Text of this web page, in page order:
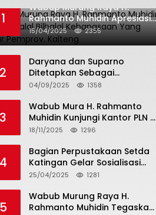
1
Wabup Murung Raya H.
Rahmanto Muhidin Apresiasi
Halal Bilhalal Kebangsaan
Yang Digelar Pemprov.
15/04/2025 2355
2
Daryana dan Suparno
Ditetapkan Sebagai
Tersangka, Kuasa
Diskriminasi Hukum, Kami
Minta Bukti”
04/09/2025 1358
3
Wabub Mura H. Rahmanto
Muhidin Kunjungi Kantor PLN di
Banjarmasin Untuk Usulkan
2026
18/11/2025 1296
4
Bagian Perpustakaan Setda
Katingan Gelar Sosialisasi
Surat Edaran Bersama
Membaca
25/04/2025 1281
5
Wabub Murung Raya H.
Rahmanto Muhidin Tegaskan